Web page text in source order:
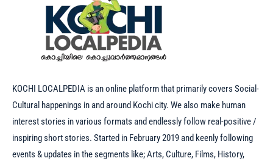
KOCHI LOCALPEDIA is an online platform that primarily covers Social-
Cultural happenings in and around Kochi city. We also make human
interest stories in various formats and endlessly follow real-positive /
inspiring short stories. Started in February 2019 and keenly following
events & updates in the segments like; Arts, Culture, Films, History,